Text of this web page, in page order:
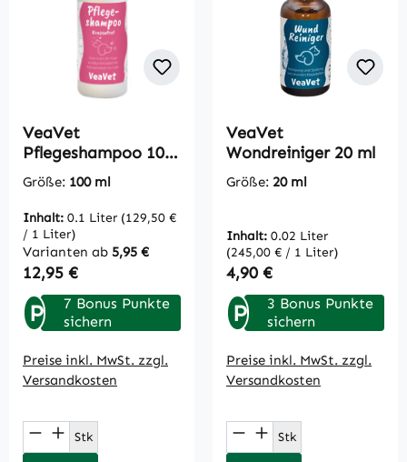
VeaVet
Pflegeshampoo 100
ml
Größe: 100 ml
Inhalt: 0.1 Liter (129,50 €
/ 1 Liter)
Varianten ab 5,95 €
Regulärer Preis:
12,95 €
P
7 Bonus Punkte
sichern
Preise inkl. MwSt. zzgl.
Versandkosten
Produkt Anzahl: Gib den gewünschten
Stk
VeaVet
Wondreiniger 20 ml
Größe: 20 ml
Inhalt: 0.02 Liter
(245,00 € / 1 Liter)
Regulärer Preis:
4,90 €
P
3 Bonus Punkte
sichern
Preise inkl. MwSt. zzgl.
Versandkosten
Produkt Anzahl:
Stk